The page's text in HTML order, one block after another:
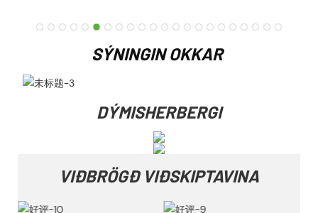
SÝNINGIN OKKAR
DÝMISHERBERGI
VIÐBRÖGÐ VIÐSKIPTAVINA